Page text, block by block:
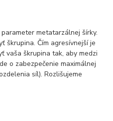
metatarzálnej šírky.
škrupina. Čím agresívnejší je
vaša škrupina tak, aby medzi
o zabezpečenie maximálnej
síl). Rozlišujeme